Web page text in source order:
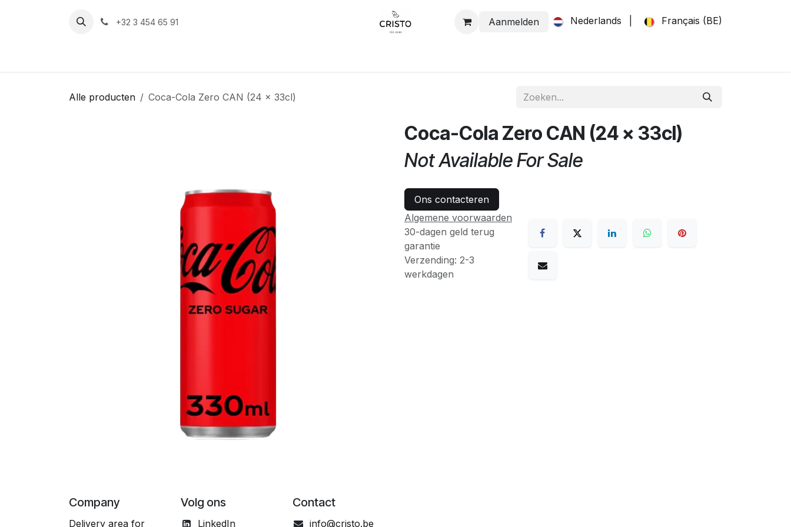
+32 3 454 65 91‬ Aanmelden Nederlands Français (BE)
Alle producten Coca-Cola Zero CAN (24 x 33cl)
Coca-Cola Zero CAN (24 x 33cl)
Not Available For Sale
Ons contacteren
Algemene voorwaarden
30-dagen geld terug
garantie
Verzending: 2-3
werkdagen
Company
Delivery area for
Volg ons
LinkedIn
Contact
info@cristo.be